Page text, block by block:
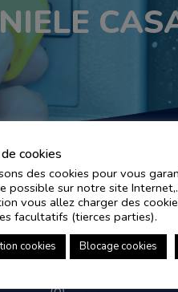
Adresse e-
Numéro de
04 78 83 87 20
cookies
des cookies pour vous
possible sur notre site
vous allez charger des
facultatifs (tierces parties).
cookies Blocage cookies